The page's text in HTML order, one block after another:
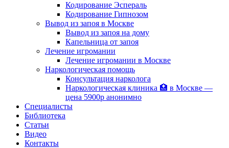
Кодирование Эспераль
Кодирование Гипнозом
Вывод из запоя в Москве
Вывод из запоя на дому
Капельница от запоя
Лечение игромании
Лечение игромании в Москве
Наркологическая помощь
Консультация нарколога
Наркологическая клиника 🏥 в Москве —
цена 5900р анонимно
Специалисты
Библиотека
Статьи
Видео
Контакты